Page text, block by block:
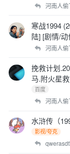
河南人
寒战1994
陆] [剧情/
河南人
挽救计划
马.附火星救
百度
河南人
水浒传（
影视/夸克